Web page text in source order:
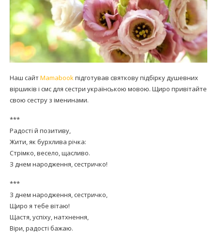
Наш сайтMamabookпідготував святкову підбірку душевних
віршиків і смс для сестри українською мовою. Щиро привітайте
свою сестру з іменинами.
***
Радості й позитиву,
Жити, як бурхлива річка:
Стрімко, весело, щасливо.
З днем народження, сестричко!
***
З днем народження, сестричко,
Щиро я тебе вітаю!
Щастя, успіху, натхнення,
Віри, радості бажаю.